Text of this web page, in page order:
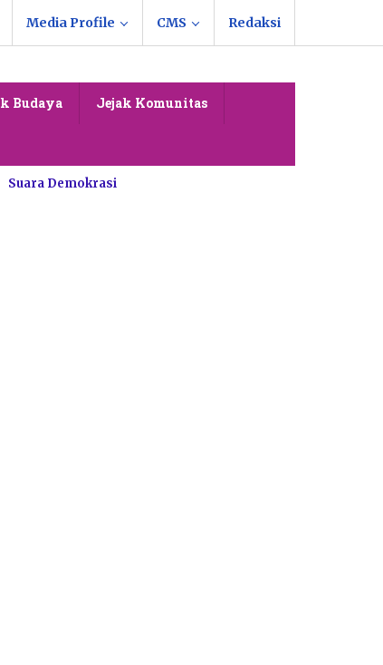
Media Profile CMS Redaksi
Budaya Jejak Komunitas
Suara Demokrasi